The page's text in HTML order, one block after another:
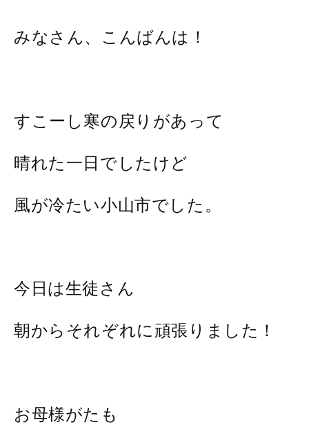
みなさん、こんばんは！
すこーし寒の戻りがあって
晴れた一日でしたけど
風が冷たい小山市でした。
今日は生徒さん
朝からそれぞれに頑張りました！
お母様がたも